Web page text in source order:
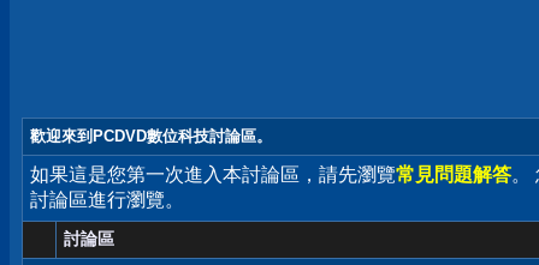
歡迎來到PCDVD數位科技討論區。
如果這是您第一次進入本討論區，請先瀏覽常見問題解答。
討論區進行瀏覽。
討論區